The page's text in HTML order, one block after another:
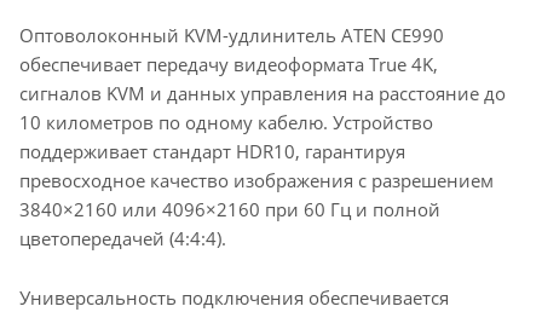
Оптоволоконный KVM-удлинитель ATEN CE990
обеспечивает передачу видеоформата True 4K,
сигналов KVM и данных управления на расстояние до
10 километров по одному кабелю. Устройство
поддерживает стандарт HDR10, гарантируя
превосходное качество изображения с разрешением
3840×2160 или 4096×2160 при 60 Гц и полной
цветопередачей (4:4:4).
Универсальность подключения обеспечивается